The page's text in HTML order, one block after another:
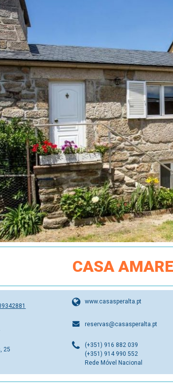
CASA
25
www.casasperalta.pt
reservas@casasperalta.pt
(+351) 916 882 039
(+351) 914 990 552
Rede Móvel Nacional